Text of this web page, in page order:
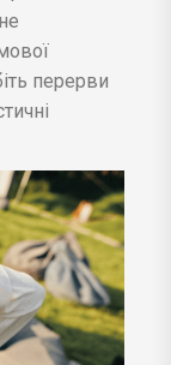
перерви